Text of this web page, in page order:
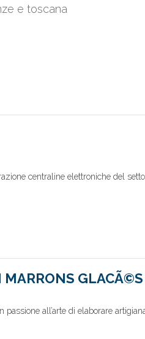
e toscana
centraline elettroniche del
GLACÃ©S
passione all’arte di elaborare